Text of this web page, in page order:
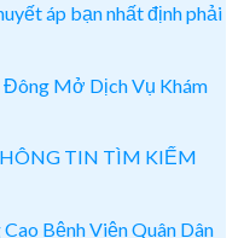
áp bạn nhất định phải
Đông Mở Dịch Vụ Khám
TIN TÌM KIẾM
Bệnh Viện Quân Dân